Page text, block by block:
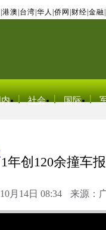
港澳 台湾 华人 侨网 财经 金融
社会 国际
年创120余撞车
月14日 08:34 来源：